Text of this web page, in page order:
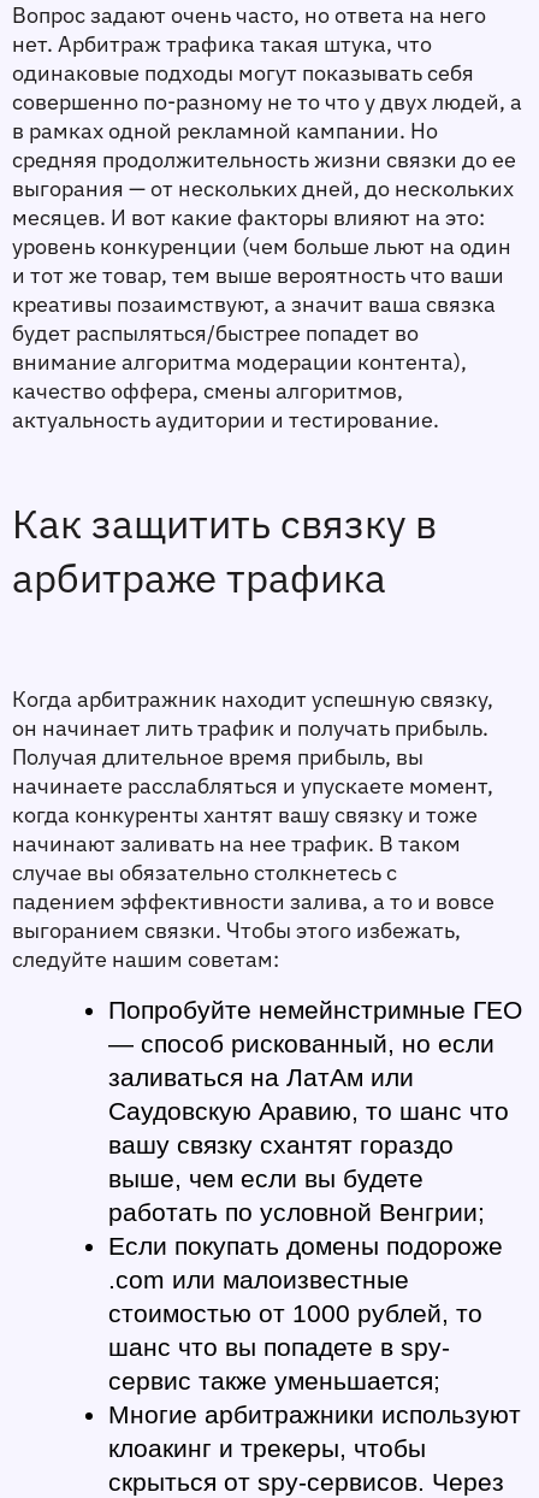
Вопрос задают очень часто, но ответа на него
нет. Арбитраж трафика такая штука, что
одинаковые подходы могут показывать себя
совершенно по-разному не то что у двух людей, а
в рамках одной рекламной кампании. Но
средняя продолжительность жизни связки до ее
выгорания — от нескольких дней, до нескольких
месяцев. И вот какие факторы влияют на это:
уровень конкуренции (чем больше льют на один
и тот же товар, тем выше вероятность что ваши
креативы позаимствуют, а значит ваша связка
будет распыляться/быстрее попадет во
внимание алгоритма модерации контента),
качество оффера, смены алгоритмов,
актуальность аудитории и тестирование.
Как защитить связку в
арбитраже трафика
Когда арбитражник находит успешную связку,
он начинает лить трафик и получать прибыль.
Получая длительное время прибыль, вы
начинаете расслабляться и упускаете момент,
когда конкуренты хантят вашу связку и тоже
начинают заливать на нее трафик. В таком
случае вы обязательно столкнетесь с
падением эффективности залива, а то и вовсе
выгоранием связки. Чтобы этого избежать,
следуйте нашим советам:
Попробуйте немейнстримные ГЕО
— способ рискованный, но если
заливаться на ЛатАм или
Саудовскую Аравию, то шанс что
вашу связку схантят гораздо
выше, чем если вы будете
работать по условной Венгрии;
Если покупать домены подороже
.com или малоизвестные
стоимостью от 1000 рублей, то
шанс что вы попадете в spy-
сервис также уменьшается;
Многие арбитражники используют
клоакинг и трекеры, чтобы
скрыться от spy-сервисов. Через